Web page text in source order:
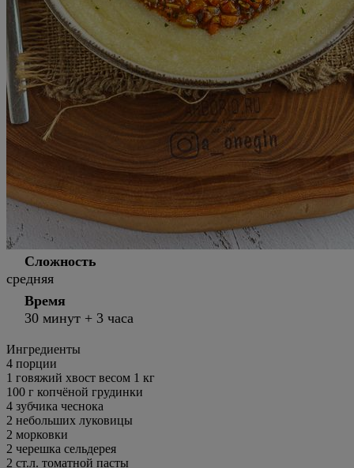
Сложность
средняя
Время
30 минут + 3 часа
Ингредиенты
4 порции
1 говяжий хвост весом 1 кг
100 г копчёной грудинки
4 зубчика чеснока
2 небольших луковицы
2 морковки
2 черешка сельдерея
2 ст.л. томатной пасты